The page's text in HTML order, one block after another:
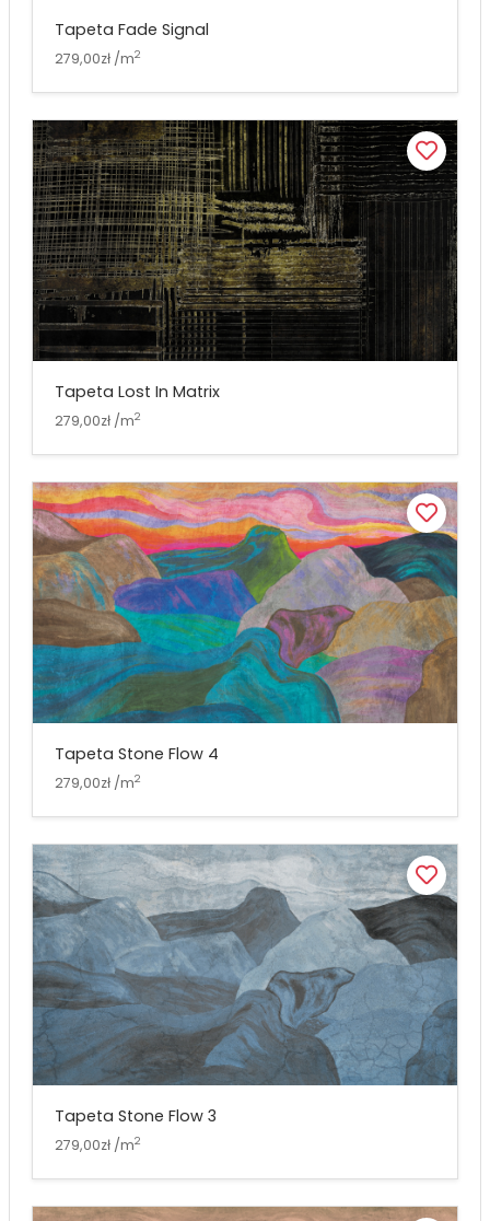
Tapeta Fade Signal
279,00zł /m2
Tapeta Lost In Matrix
279,00zł /m2
Tapeta Stone Flow 4
279,00zł /m2
Tapeta Stone Flow 3
279,00zł /m2